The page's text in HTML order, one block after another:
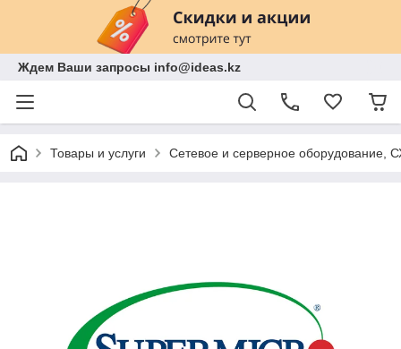
Ждем Ваши запросы info@ideas.kz
Товары и услуги Сетевое и серверное оборудование,